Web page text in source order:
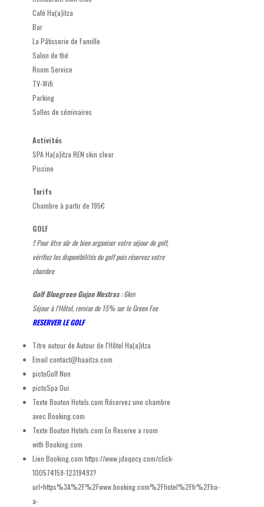
Café Ha(a)ïtza
Bar
La Pâtisserie de Famille
Salon de thé
Room Service
TV-Wifi
Parking
Salles de séminaires
Activités
SPA Ha(a)ïtza REN skin clear
Piscine
Tarifs
Chambre à partir de 195€
GOLF
!! Pour être sûr de bien organiser votre séjour de golf,
vérifiez les disponibilités du golf puis réservez votre
chambre
Golf Bluegreen Gujan Mestras: 6km
Séjour à l'Hôtel, remise de 15% sur le Green Fee
RESERVER LE GOLF
Titre autour de Autour de l'Hôtel Ha(a)ïtza
Email contact@haaitza.com
pictoGolfNon
pictoSpa Oui
Texte Bouton Hotels.com Réservez une chambre
avec Booking.com
Texte Bouton Hotels.com En Reserve a room
with Booking.com
Lien Booking.com https://www.jdoqocy.com/click-
100574159-12319493?
url=https%3A%2F%2Fwww.booking.com%2Fhotel%2Ffr%2Fha-
a-